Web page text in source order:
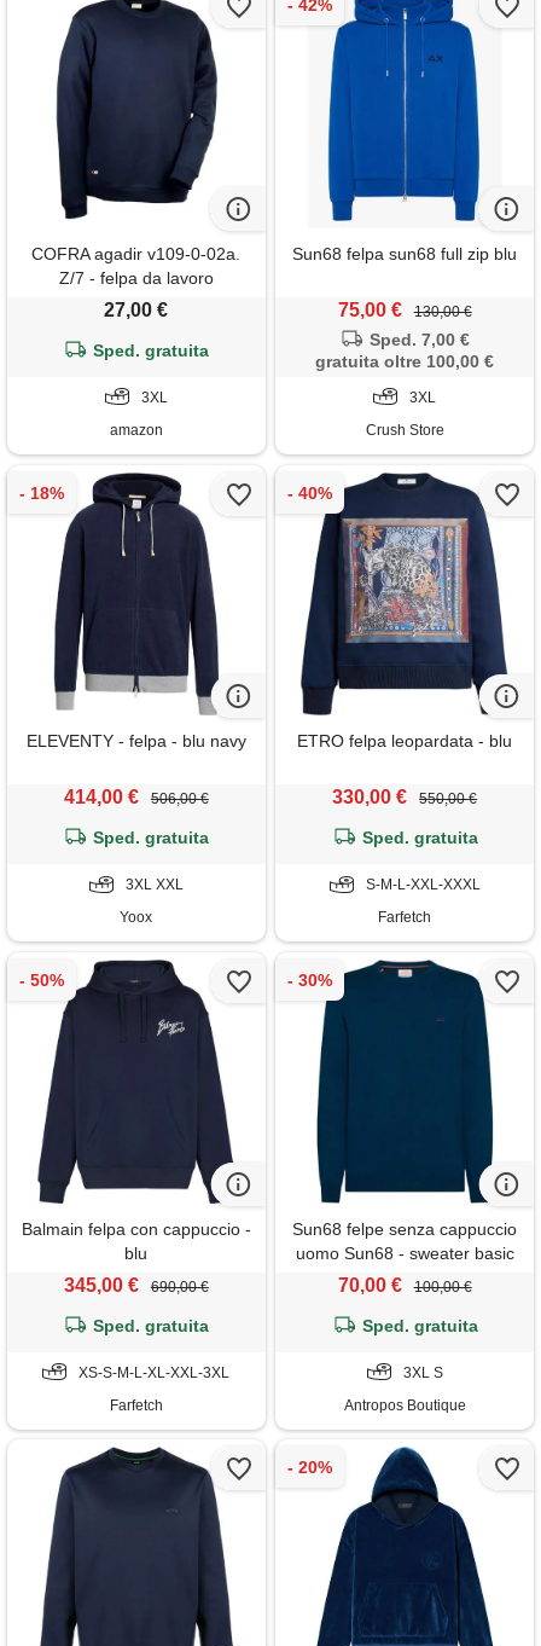
COFRA agadir v109-0-02a.
Z/7 - felpa da lavoro
antinfortunistica taglia 3xl
27,00 €
Sped. gratuita
3XL
amazon
Sun68 felpa sun68 full zip blu
75,00 € 130,00 €
Sped. 7,00 €
gratuita oltre 100,00 €
3XL
Crush Store
ELEVENTY - felpa - blu navy
414,00 € 506,00 €
Sped. gratuita
3XL XXL
Yoox
ETRO felpa leopardata - blu
330,00 € 550,00 €
Sped. gratuita
S-M-L-XXL-XXXL
Farfetch
Balmain felpa con cappuccio -
blu
345,00 € 690,00 €
Sped. gratuita
XS-S-M-L-XL-XXL-3XL
Farfetch
Sun68 felpe senza cappuccio
uomo Sun68 - sweater basic
l/s - petrolio
70,00 € 100,00 €
Sped. gratuita
3XL S
Antropos Boutique